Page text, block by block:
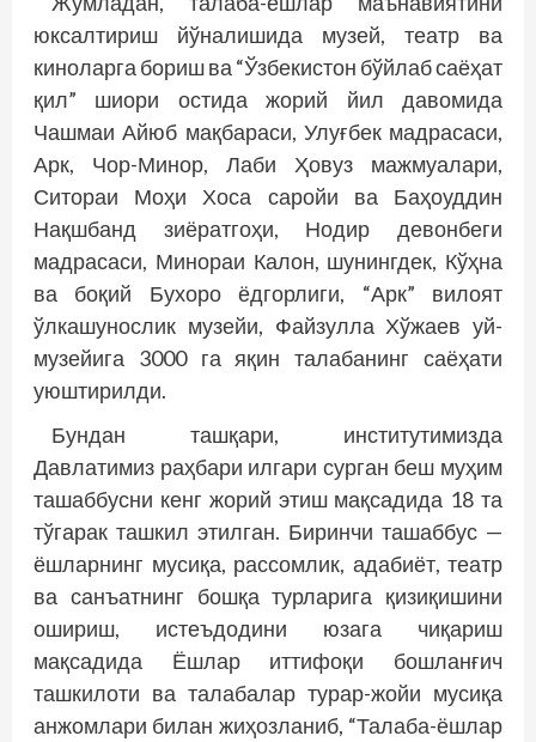
юксалтириш йўналишида музей, театр ва
киноларга бориш ва “Ўзбекистон бўйлаб саё­ҳат
қил” шиори остида жорий йил давомида
Чашмаи Айюб мақбараси, Улуғбек мадра­саси,
Арк, Чор-Минор, Лаби Ҳовуз мажмуалари,
Ситораи Моҳи Хоса саройи ва Баҳоуддин
Нақшбанд зиёратгоҳи, Нодир девонбеги
мадрасаси, Минораи Калон, шунингдек, Кўҳна
ва боқий Бухоро ёдгорлиги, “Арк” вилоят
ўлкашунослик музейи, Файзулла Хўжаев уй-
музейига 3000 га яқин талабанинг саёҳати
уюштирилди.
Бундан ташқари, институтимизда
Давлатимиз раҳбари илгари сурган беш муҳим
ташаббусни кенг жорий этиш мақсадида 18 та
тўгарак ташкил этилган. Биринчи ташаббус —
ёшларнинг мусиқа, рассомлик, адабиёт, театр
ва санъатнинг бошқа турларига қизиқишини
ошириш, истеъдодини юзага чиқариш
мақсадида Ёшлар иттифоқи бошланғич
ташкилоти ва талабалар турар-жойи мусиқа
анжомлари билан жиҳозланиб, “Талаба-ёшлар